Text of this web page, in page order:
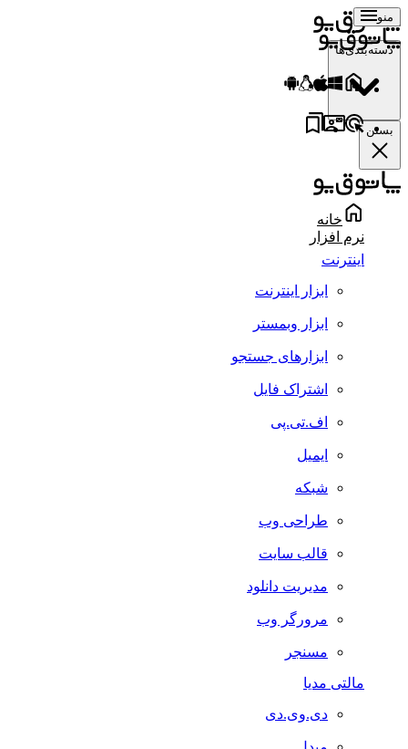
منو
دسته‌بندی‌ها
بستن
خانه
نرم افزار
اینترنت
ابزار اینترنت
ابزار وبمستر
ابزارهای جستجو
اشتراک فایل
اف.تی.پی
ایمیل
شبکه
طراحی وب
قالب سایت
مدیریت دانلود
مرورگر وب
مسنجر
مالتی مدیا
دی.وی.دی